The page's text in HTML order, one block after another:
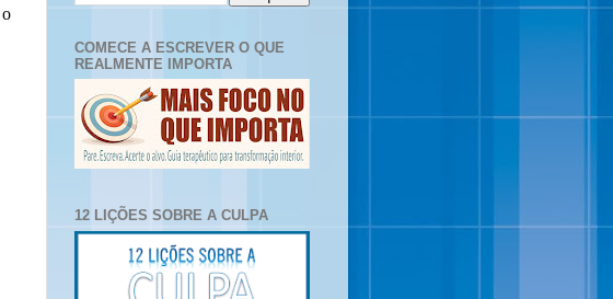
COMECE A ESCREVER O QUE
REALMENTE IMPORTA
12 LIÇÕES SOBRE A CULPA